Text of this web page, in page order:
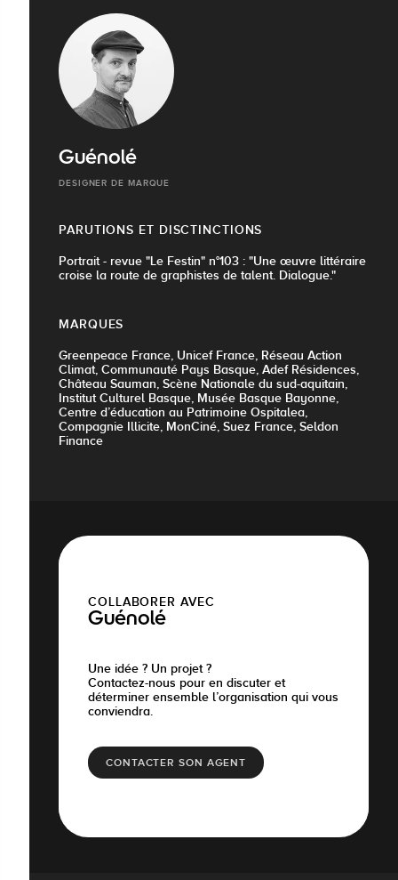
Guénolé
DESIGNER DE MARQUE
PARUTIONS ET DISCTINCTIONS
Portrait - revue "Le Festin" n°103 : "Une œuvre littéraire
croise la route de graphistes de talent. Dialogue."
MARQUES
Greenpeace France, Unicef France, Réseau Action
Climat, Communauté Pays Basque, Adef Résidences,
Château Sauman, Scène Nationale du sud-aquitain,
Institut Culturel Basque, Musée Basque Bayonne,
Centre d’éducation au Patrimoine Ospitalea,
Compagnie Illicite, MonCiné, Suez France, Seldon
Finance
COLLABORER AVEC
Guénolé
Une idée ? Un projet ?
Contactez-nous pour en discuter et
déterminer ensemble l’organisation qui vous
conviendra.
CONTACTER SON AGENT